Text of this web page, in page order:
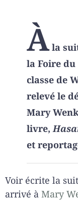
Àla
la Foire
classe de
relevé le
Mary
livre,
et
Voir écrite la
arrivé à Mary